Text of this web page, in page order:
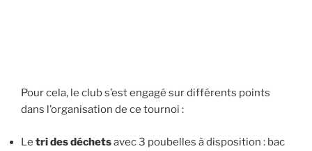
Pour cela, le club s’est engagé sur différents points
dans l’organisation de ce tournoi :
Le tri des déchetsavec 3 poubelles à disposition : bac